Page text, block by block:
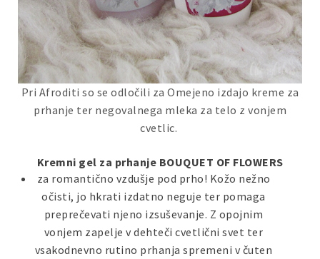
Pri Afroditi so se odločili za Omejeno izdajo kreme za
prhanje ter negovalnega mleka za telo z vonjem
cvetlic.
Kremni gel za prhanje BOUQUET OF FLOWERS
za romantično vzdušje pod prho! Kožo nežno
očisti, jo hkrati izdatno neguje ter pomaga
preprečevati njeno izsuševanje. Z opojnim
vonjem zapelje v dehteči cvetlični svet ter
vsakodnevno rutino prhanja spremeni v čuten